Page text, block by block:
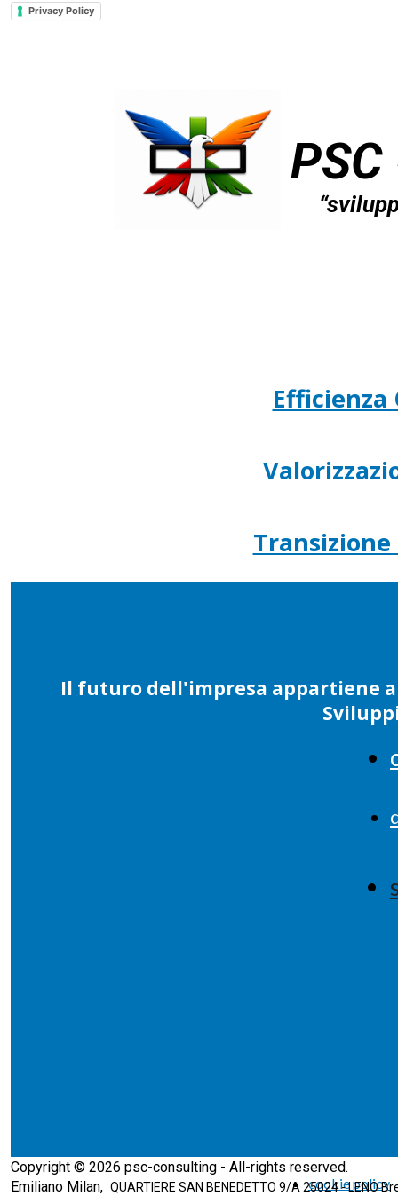
Privacy Policy
Copyright © 2026 psc-consulting - All-rights reserved.
Emiliano Milan, QUARTIERE SAN BENEDETTO 9/A 25024 - LENO
cookie policy
Il futuro dell'impresa appartiene